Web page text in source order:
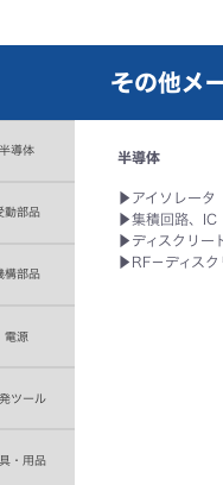
その他メ
半導体
動部品
構部品
電源
ツール
・用品
半導体
▶ アイソレー
▶集積回路、IC
▶ ディスクリー
▶ RF－ディス